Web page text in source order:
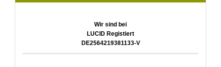
Wir sind bei
LUCID Registiert
DE2564219381133-V